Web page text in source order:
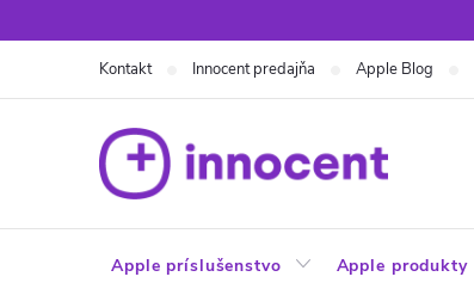
na
Kontakt Innocent predajňa Apple Blog
Apple príslušenstvo Apple produkty